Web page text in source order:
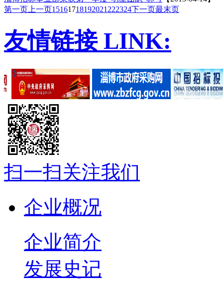
第一页 上一页15161718192021 222324下一页最末页
友情链接LINK:
扫一扫关注我们
企业概况
企业简介
发展史记